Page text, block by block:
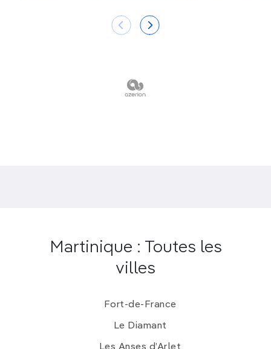
Le week-end au Marin, c’est au Calebasse que ça se
et le Coco Neg’ restent des valeurs sûres des nuits
Martinique : Toutes les
villes
Fort-de-France
Le Diamant
Les Anses d’Arlet